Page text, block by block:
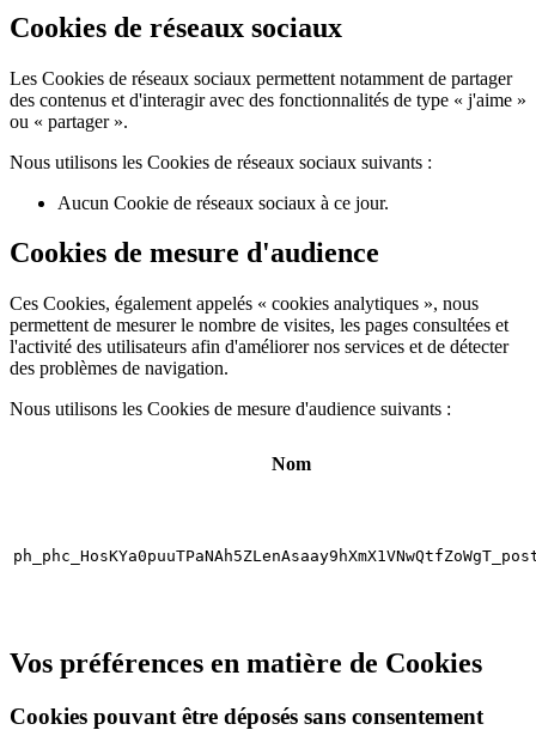
Cookies de réseaux sociaux
Les Cookies de réseaux sociaux permettent notamment de partager
des contenus et d'interagir avec des fonctionnalités de type « j'aime »
ou « partager ».
Nous utilisons les Cookies de réseaux sociaux suivants :
Aucun Cookie de réseaux sociaux à ce jour.
Cookies de mesure d'audience
Ces Cookies, également appelés « cookies analytiques », nous
permettent de mesurer le nombre de visites, les pages consultées et
l'activité des utilisateurs afin d'améliorer nos services et de détecter
des problèmes de navigation.
Nous utilisons les Cookies de mesure d'audience suivants :
Nom
Vos préférences en matière de Cookies
Cookies pouvant être déposés sans consentement